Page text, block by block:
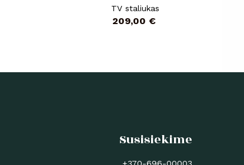
TV staliukas
Kaina
209,00 €
Susisiekime